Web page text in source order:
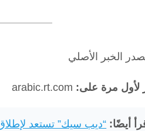
الخبر الأصلي
لأول مرة على: arabic.rt.com
أيضًا: “ديب سيك” تستعد